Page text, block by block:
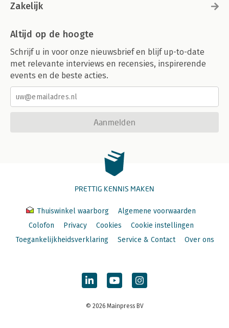
Zakelijk
Altijd op de hoogte
Schrijf u in voor onze nieuwsbrief en blijf up-to-date
met relevante interviews en recensies, inspirerende
events en de beste acties.
Aanmelden
PRETTIG KENNIS MAKEN
Thuiswinkel waarborg
Algemene voorwaarden
Colofon
Privacy Cookies
Cookie instellingen
Toegankelijkheidsverklaring
Service & Contact Over ons
© 2026 Mainpress BV